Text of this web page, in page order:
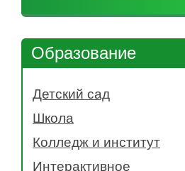
Образование
Детский сад
- Музыкальная деятельность
- Коммуникативная деятельность
- Изобразительная деятельность
Школа
- Биология
- Химия
- Физкультура
Колледж и институт
- 3d сканеры
Интерактивное